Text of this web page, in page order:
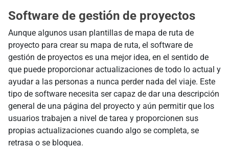
Software de gestión de proyectos
Aunque algunos usan plantillas de mapa de ruta de
proyecto para crear su mapa de ruta, el software de
gestión de proyectos es una mejor idea, en el sentido de
que puede proporcionar actualizaciones de todo lo actual y
ayudar a las personas a nunca perder nada del viaje. Este
tipo de software necesita ser capaz de dar una descripción
general de una página del proyecto y aún permitir que los
usuarios trabajen a nivel de tarea y proporcionen sus
propias actualizaciones cuando algo se completa, se
retrasa o se bloquea.